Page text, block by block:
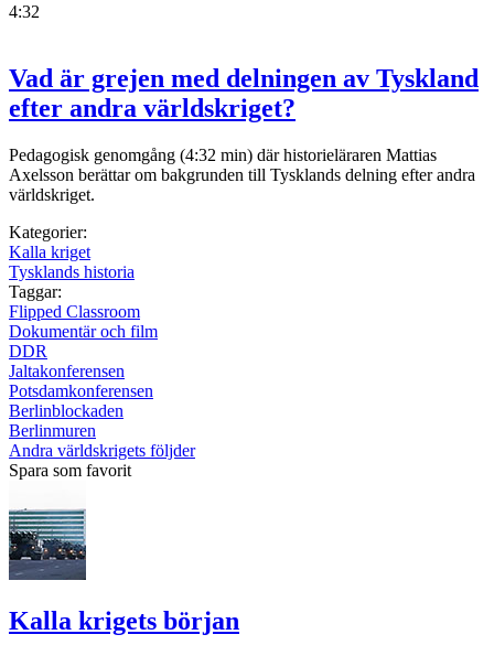
4:32
Vad är grejen med delningen av Tyskland
efter andra världskriget?
Pedagogisk genomgång (4:32 min) där historieläraren Mattias
Axelsson berättar om bakgrunden till Tysklands delning efter andra
världskriget.
Kategorier:
Kalla kriget
Tysklands historia
Taggar:
Flipped Classroom
Dokumentär och film
DDR
Jaltakonferensen
Potsdamkonferensen
Berlinblockaden
Berlinmuren
Andra världskrigets följder
Spara som favorit
Kalla krigets början